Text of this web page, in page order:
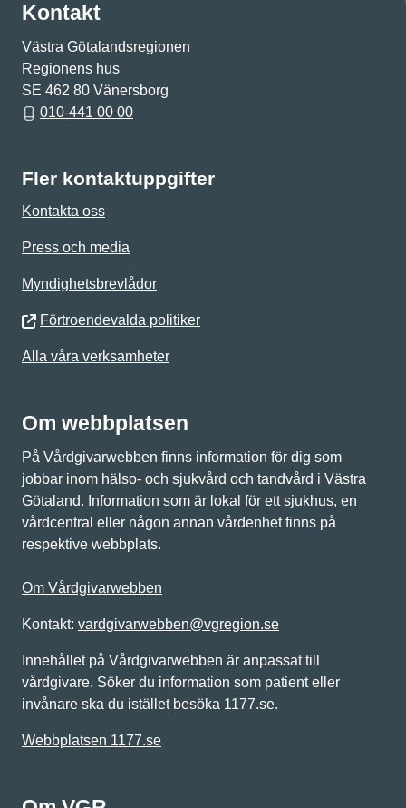
Kontakt
Västra Götalandsregionen
Regionens hus
SE 462 80 Vänersborg
010-441 00 00
Fler kontaktuppgifter
Kontakta oss
Press och media
Myndighetsbrevlådor
Förtroendevalda politiker
Alla våra verksamheter
Om webbplatsen
På Vårdgivarwebben finns information för dig som
jobbar inom hälso- och sjukvård och tandvård i Västra
Götaland. Information som är lokal för ett sjukhus, en
vårdcentral eller någon annan vårdenhet finns på
respektive webbplats.
Om Vårdgivarwebben
Kontakt: vardgivarwebben@vgregion.se
Innehållet på Vårdgivarwebben är anpassat till
vårdgivare. Söker du information som patient eller
invånare ska du istället besöka 1177.se.
Webbplatsen 1177.se